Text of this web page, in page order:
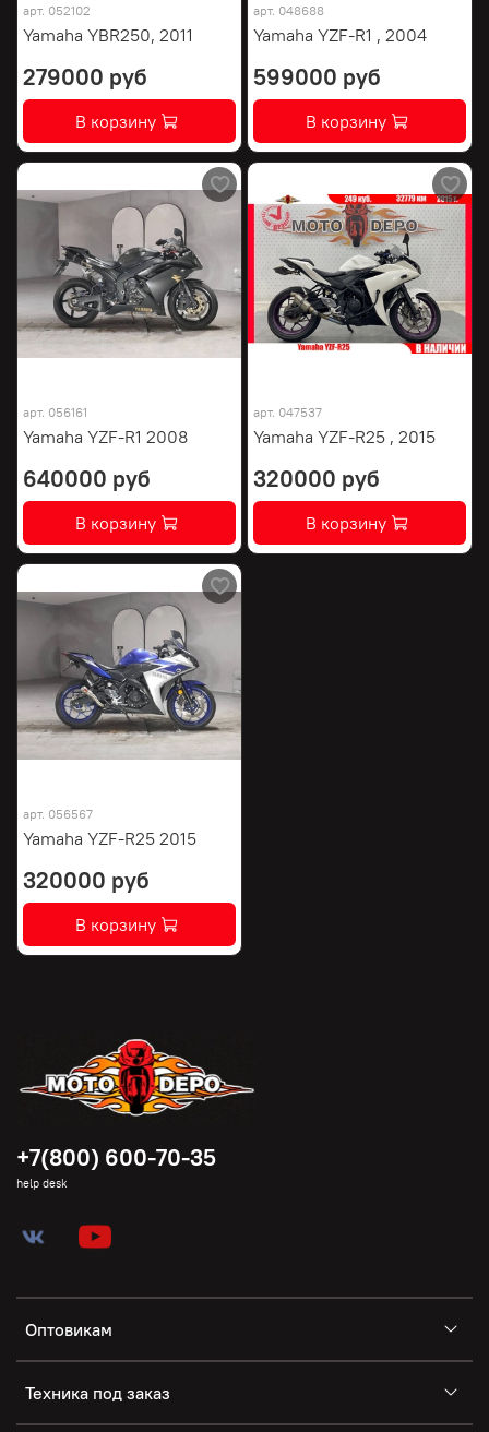
арт. 052102
Yamaha YBR250, 2011
279000 руб
В корзину
арт. 048688
Yamaha YZF-R1 , 2004
599000 руб
В корзину
арт. 056161
Yamaha YZF-R1 2008
640000 руб
В корзину
арт. 047537
Yamaha YZF-R25 , 2015
320000 руб
В корзину
арт. 056567
Yamaha YZF-R25 2015
320000 руб
В корзину
Оптовикам
Техника под заказ
+7(800) 600-70-35
help desk